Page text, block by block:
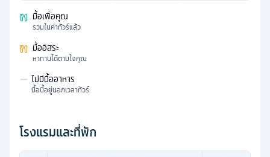
มื้อเพื่อคุณ
รวมในค่าทัวร์แล้ว
มื้ออิสระ
หาทานได้ตามใจคุณ
— ไม่มีมื้ออาหาร
มื้อนี้อยู่นอกเวลาทัวร์
โรงแรมและที่พัก